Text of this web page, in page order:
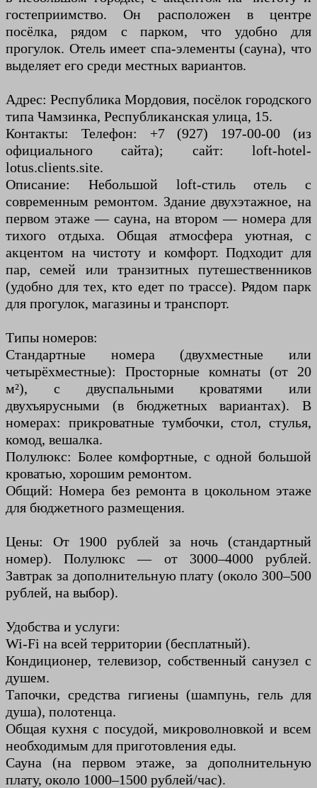
гостеприимство. Он расположен в центре
посёлка, рядом с парком, что удобно для
прогулок. Отель имеет спа-элементы (сауна), что
выделяет его среди местных вариантов.
Адрес: Республика Мордовия, посёлок городского
типа Чамзинка, Республиканская улица, 15.
Контакты: Телефон: +7 (927) 197-00-00 (из
официального сайта); сайт: loft-hotel-
lotus.clients.site.
Описание: Небольшой loft-стиль отель с
современным ремонтом. Здание двухэтажное, на
первом этаже — сауна, на втором — номера для
тихого отдыха. Общая атмосфера уютная, с
акцентом на чистоту и комфорт. Подходит для
пар, семей или транзитных путешественников
(удобно для тех, кто едет по трассе). Рядом парк
для прогулок, магазины и транспорт.
Типы номеров:
Стандартные номера (двухместные или
четырёхместные): Просторные комнаты (от 20
м²), с двуспальными кроватями или
двухъярусными (в бюджетных вариантах). В
номерах: прикроватные тумбочки, стол, стулья,
комод, вешалка.
Полулюкс: Более комфортные, с одной большой
кроватью, хорошим ремонтом.
Общий: Номера без ремонта в цокольном этаже
для бюджетного размещения.
Цены: От 1900 рублей за ночь (стандартный
номер). Полулюкс — от 3000–4000 рублей.
Завтрак за дополнительную плату (около 300–500
рублей, на выбор).
Удобства и услуги:
Wi-Fi на всей территории (бесплатный).
Кондиционер, телевизор, собственный санузел с
душем.
Тапочки, средства гигиены (шампунь, гель для
душа), полотенца.
Общая кухня с посудой, микроволновкой и всем
необходимым для приготовления еды.
Сауна (на первом этаже, за дополнительную
плату, около 1000–1500 рублей/час).